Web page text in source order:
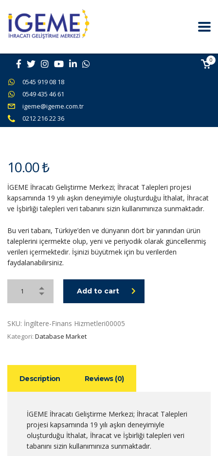
0545 919 08 18
0549 435 46 61
igeme@igeme.com.tr
0212 216 22 36
0
10.00₺
İGEME İhracatı Geliştirme Merkezi; İhracat Talepleri projesi
kapsamında 19 yılı aşkın deneyimiyle oluşturduğu İthalat, İhracat
ve İşbirliği talepleri veri tabanını sizin kullanımınıza sunmaktadır.
Bu veri tabanı, Türkiye’den ve dünyanın dört bir yanından ürün
taleplerini içermekte olup, yeni ve periyodik olarak güncellenmiş
verileri içermektedir. İşinizi büyütmek için bu verilerden
faydalanabilirsiniz.
Add to cart
SKU: İngiltere-Finans Hizmetleri00005
Kategori: Database Market
Description Reviews (0)
İGEME İhracatı Geliştirme Merkezi; İhracat Talepleri
projesi kapsamında 19 yılı aşkın deneyimiyle
oluşturduğu İthalat, İhracat ve İşbirliği talepleri veri
tabanını sizin kullanımınıza sunmaktadır.